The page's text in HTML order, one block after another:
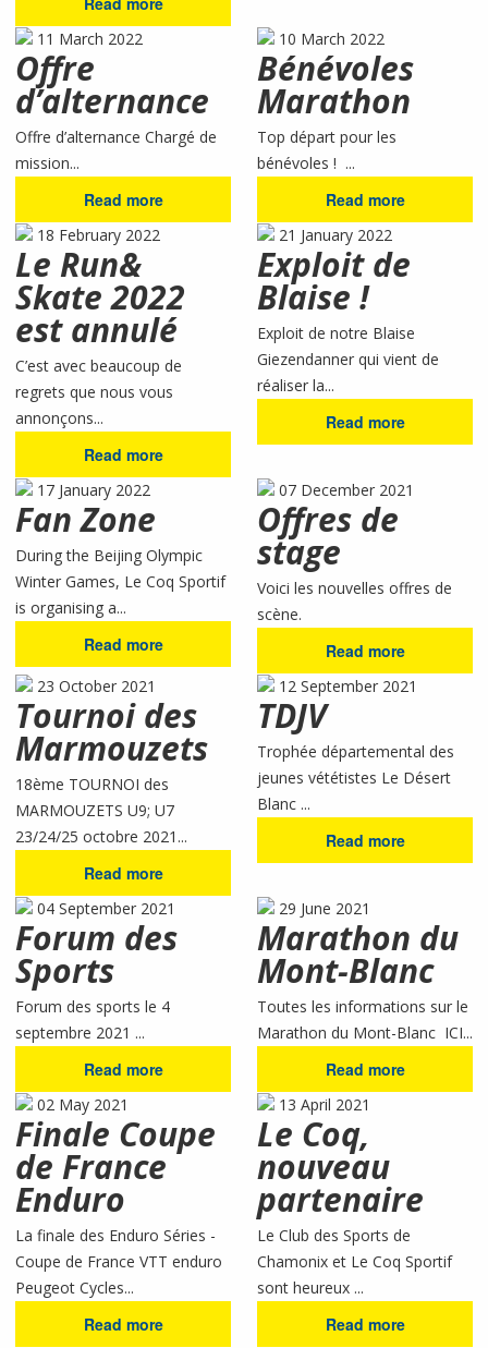
11 March 2022
Offre
d’alternance
Offre d’alternance Chargé de
mission...
Read more
10 March 2022
Bénévoles
Marathon
Top départ pour les
bénévoles ! ...
Read more
18 February 2022
Le Run&
Skate 2022
est annulé
C’est avec beaucoup de
regrets que nous vous
annonçons...
Read more
21 January 2022
Exploit de
Blaise !
Exploit de notre Blaise
Giezendanner qui vient de
réaliser la...
Read more
17 January 2022
Fan Zone
During the Beijing Olympic
Winter Games, Le Coq Sportif
is organising a...
Read more
07 December 2021
Offres de
stage
Voici les nouvelles offres de
scène.
Read more
23 October 2021
Tournoi des
Marmouzets
18ème TOURNOI des
MARMOUZETS U9; U7
23/24/25 octobre 2021...
Read more
12 September 2021
TDJV
Trophée départemental des
jeunes vététistes Le Désert
Blanc ...
Read more
04 September 2021
Forum des
Sports
Forum des sports le 4
septembre 2021 ...
Read more
29 June 2021
Marathon du
Mont-Blanc
Toutes les informations sur le
Marathon du Mont-Blanc ICI...
Read more
02 May 2021
Finale Coupe
de France
Enduro
La finale des Enduro Séries -
Coupe de France VTT enduro
Peugeot Cycles...
Read more
13 April 2021
Le Coq,
nouveau
partenaire
Le Club des Sports de
Chamonix et Le Coq Sportif
sont heureux ...
Read more